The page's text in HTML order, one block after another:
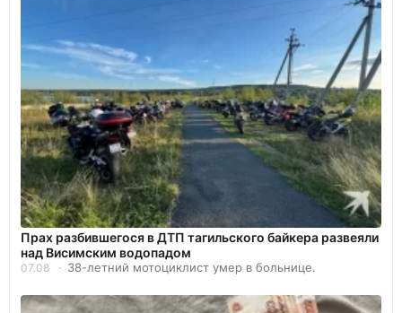
Прах разбившегося в ДТП тагильского байкера развеяли
над Висимским водопадом
07.08 38-летний мотоциклист умер в больнице.